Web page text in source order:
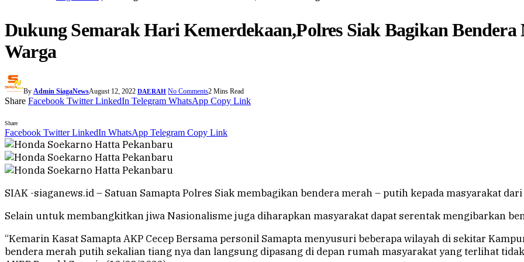
Dukung Semarak Hari Kemerdekaan,Polres Siak Bagikan
Warga
By Admin SiagaNewsAugust 12, 2022 DAERAH No Comments2 Mins Read
Share Facebook Twitter LinkedIn Telegram WhatsApp Copy Link
Share
Facebook Twitter LinkedIn WhatsApp Telegram Copy Link
SIAK -siaganews.id – Satuan Samapta Polres Siak membagikan bendera merah – putih kepada masyarakat
Selain untuk membangkitkan jiwa Nasionalisme juga diharapkan masyarakat dapat serentak mengibarkan
“Kemarin Kasat Samapta AKP Cecep Bersama personil Samapta menyusuri beberapa wilayah di sekitar
bendera merah putih sekalian tiang nya dan langsung dipasang di depan rumah masyarakat yang terlihat